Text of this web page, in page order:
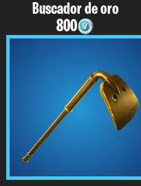
Buscador de oro
800